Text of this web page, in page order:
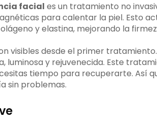
facial es un tratamiento no
para calentar la piel. Esto
y elastina, mejorando la
visibles desde el primer
luminosa y rejuvenecida. Este
tiempo para recuperarte. Así
sin problemas.